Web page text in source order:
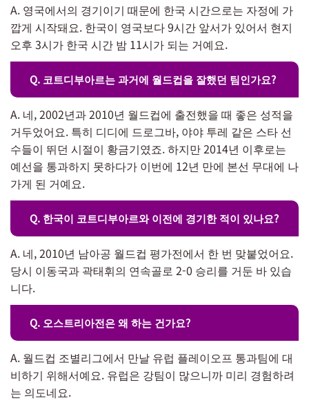
A. 영국에서의 경기이기 때문에 한국 시간으로는 자정에 가
깝게 시작돼요. 한국이 영국보다 9시간 앞서가 있어서 현지
오후 3시가 한국 시간 밤 11시가 되는 거예요.
Q. 코트디부아르는 과거에 월드컵을 잘했던 팀인가요?
A. 네, 2002년과 2010년 월드컵에 출전했을 때 좋은 성적을
거두었어요. 특히 디디에 드로그바, 야야 투레 같은 스타 선
수들이 뛰던 시절이 황금기였죠. 하지만 2014년 이후로는
예선을 통과하지 못하다가 이번에 12년 만에 본선 무대에 나
가게 된 거예요.
Q. 한국이 코트디부아르와 이전에 경기한 적이 있나요?
A. 네, 2010년 남아공 월드컵 평가전에서 한 번 맞붙었어요.
당시 이동국과 곽태휘의 연속골로 2-0 승리를 거둔 바 있습
니다.
Q. 오스트리아전은 왜 하는 건가요?
A. 월드컵 조별리그에서 만날 유럽 플레이오프 통과팀에 대
비하기 위해서예요. 유럽은 강팀이 많으니까 미리 경험하려
는 의도네요.